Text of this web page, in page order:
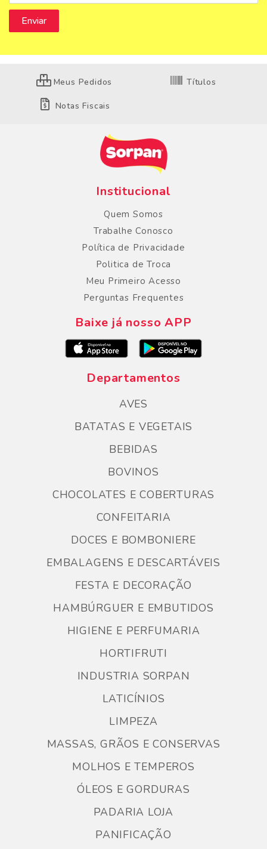
Meus Pedidos Títulos
Notas Fiscais
Institucional
Quem Somos
Trabalhe Conosco
Política de Privacidade
Politica de Troca
Meu Primeiro Acesso
Perguntas Frequentes
Baixe já nosso APP
Departamentos
AVES
BATATAS E VEGETAIS
BEBIDAS
BOVINOS
CHOCOLATES E COBERTURAS
CONFEITARIA
DOCES E BOMBONIERE
EMBALAGENS E DESCARTÁVEIS
FESTA E DECORAÇÃO
HAMBÚRGUER E EMBUTIDOS
HIGIENE E PERFUMARIA
HORTIFRUTI
INDUSTRIA SORPAN
LATICÍNIOS
LIMPEZA
MASSAS, GRÃOS E CONSERVAS
MOLHOS E TEMPEROS
ÓLEOS E GORDURAS
PADARIA LOJA
PANIFICAÇÃO